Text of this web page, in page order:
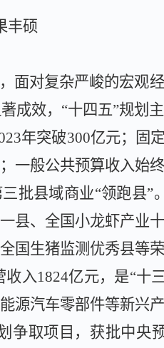
丰硕
面对复杂严峻的宏观
效，“十四五”规划主
年突破300亿元；固
；一般公共预算收入始
批县域商业“领跑县”
县、全国小龙虾产业
国生猪监测优秀县等荣
收入1824亿元，是“十
源汽车零部件等新兴
争取项目， 获批中央